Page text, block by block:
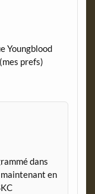
Youngblood
prefs)
dans
en